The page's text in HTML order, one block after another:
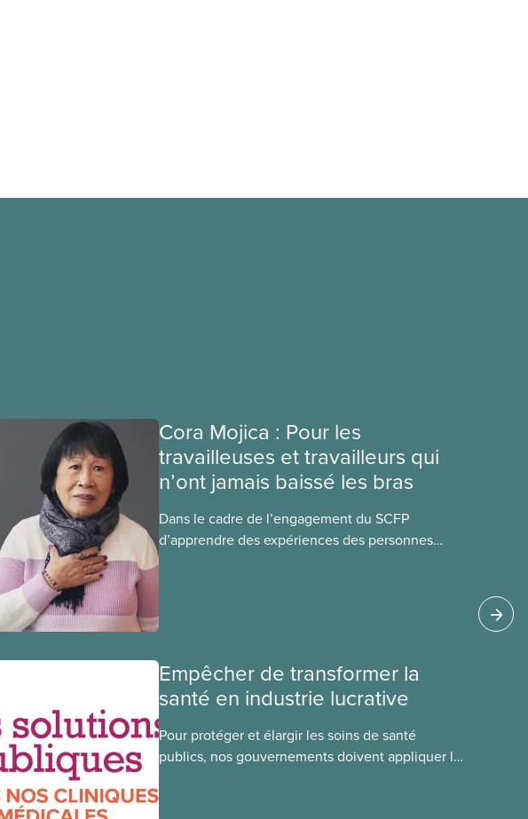
Cora Mojica : Pour les
travailleuses et travailleurs qui
n’ont jamais baissé les bras
Dans le cadre de l’engagement du SCFP
d’apprendre des expériences des personnes
membre du Comité national pour la
justice raciale.
Empêcher de transformer la
santé en industrie lucrative
Pour protéger et élargir les soins de santé
publics, nos gouvernements doivent appliquer la